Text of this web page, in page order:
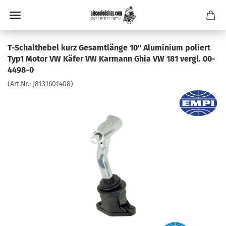
T-Schalthebel kurz Gesamtlänge 10" Aluminium poliert
Typ1 Motor VW Käfer VW Karmann Ghia VW 181 vergl. 00-
4498-0
(Art.Nr.: J8131601408)